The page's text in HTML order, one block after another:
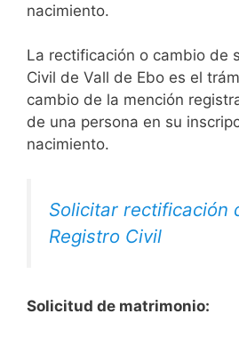
nacimiento.
La rectificación o cambio de
Civil de Vall de Ebo es el
cambio de la mención
de una persona en su
nacimiento.
Solicitar rectificación
Registro Civil
Solicitud de matrimonio: